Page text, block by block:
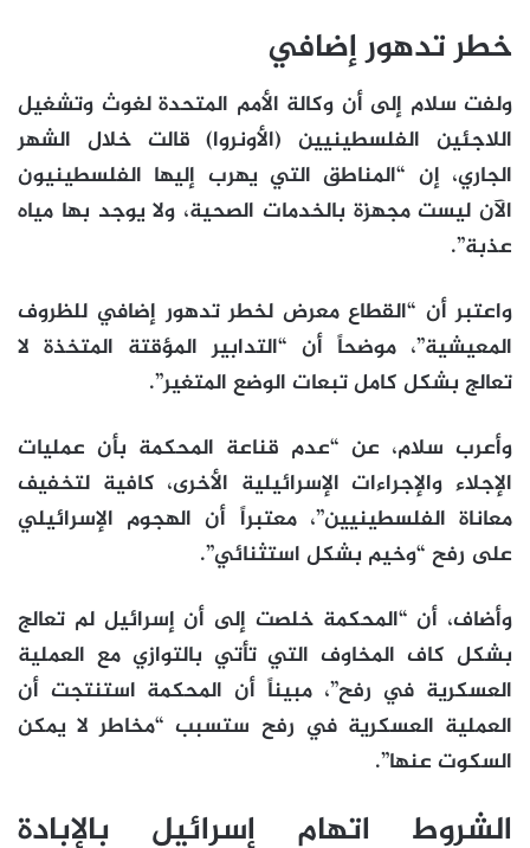
خطر تدهور إضافي
ولفت سلام إلى أن وكالة الأمم المتحدة لغوث وتشغيل
اللاجئين الفلسطينيين (الأونروا) قالت خلال الشهر
الجاري، إن “المناطق التي يهرب إليها الفلسطينيون
الآن ليست مجهزة بالخدمات الصحية، ولا يوجد بها مياه
عذبة”.
واعتبر أن “القطاع معرض لخطر تدهور إضافي للظروف
المعيشية”، موضحاً أن “التدابير المؤقتة المتخذة لا
تعالج بشكل كامل تبعات الوضع المتغير”.
وأعرب سلام، عن “عدم قناعة المحكمة بأن عمليات
الإجلاء والإجراءات الإسرائيلية الأخرى، كافية لتخفيف
معاناة الفلسطينيين”، معتبراً أن الهجوم الإسرائيلي
على رفح “وخيم بشكل استثنائي”.
وأضاف، أن “المحكمة خلصت إلى أن إسرائيل لم تعالج
بشكل كاف المخاوف التي تأتي بالتوازي مع العملية
العسكرية في رفح”، مبيناً أن المحكمة استنتجت أن
العملية العسكرية في رفح ستسبب “مخاطر لا يمكن
السكوت عنها”.
الشروط اتهام إسرائيل بالإبادة